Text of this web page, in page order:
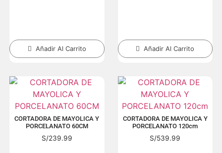
Añadir Al Carrito Añadir Al Carrito
CORTADORA DE MAYOLICA Y
PORCELANATO 60CM
S/239.99
CORTADORA DE MAYOLICA Y
PORCELANATO 120cm
S/539.99